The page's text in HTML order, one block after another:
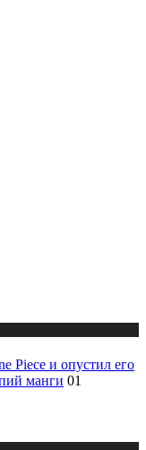
Piece и опустил его
манги 01